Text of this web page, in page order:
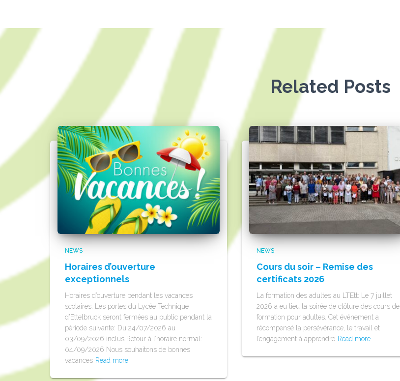
Related Posts
NEWS
Horaires d’ouverture
exceptionnels
Horaires d’ouverture pendant les vacances
scolaires: Les portes du Lycée Technique
d’Ettelbruck seront fermées au public pendant la
période suivante: Du 24/07/2026 au
03/09/2026 inclus Retour à l’horaire normal:
04/09/2026 Nous souhaitons de bonnes
vacances Read more
NEWS
Cours du soir – Remise des
certificats 2026
La formation des adultes au LTEtt: Le 7 juillet
2026 a eu lieu la soirée de clôture des cours de
formation pour adultes. Cet événement a
récompensé la persévérance, le travail et
l’engagement à apprendre Read more